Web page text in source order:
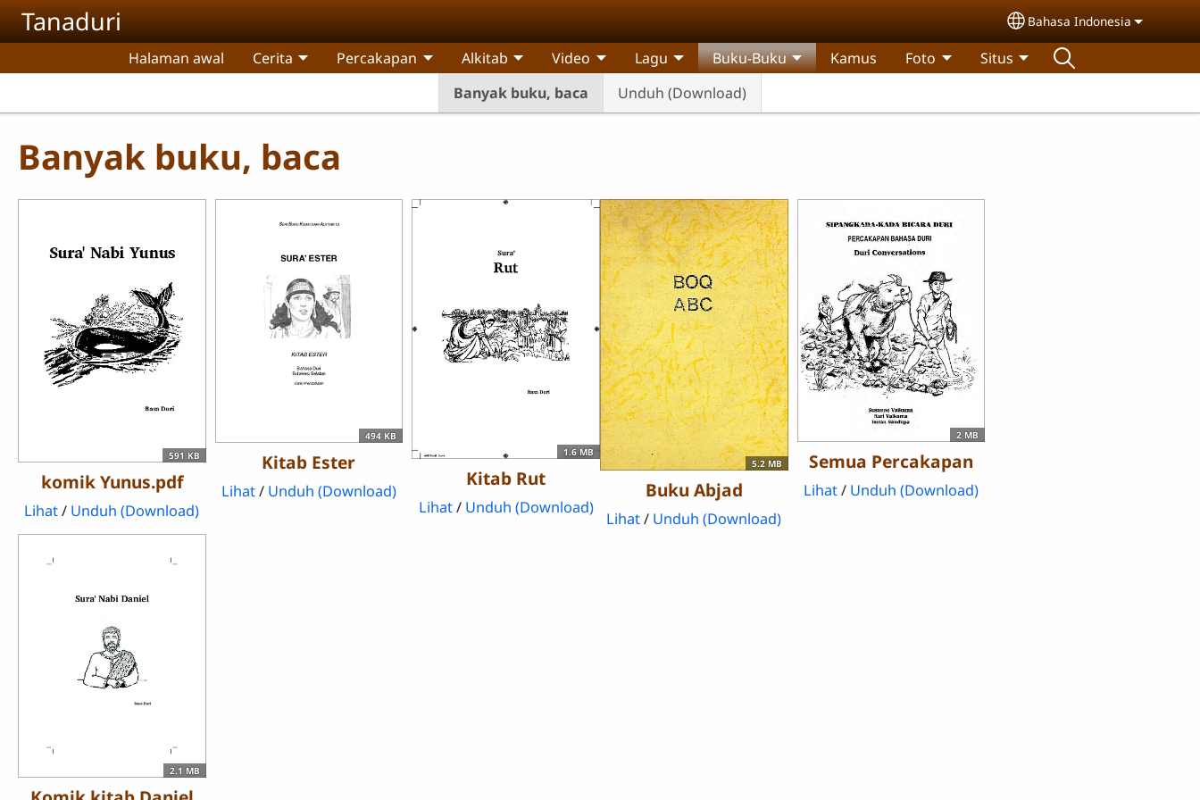
Skip to main content
Tanaduri Select your language
Bahasa Indonesia
Halaman awal Cerita Percakapan Alkitab Video Lagu
Buku-Buku
Banyak buku, baca
Unduh (Download)
Kamus Foto Situs
Banyak buku, baca
591 KB
komik Yunus.pdf
Lihat/ Unduh (Download)
494 KB
Kitab Ester
Lihat/ Unduh (Download)
1.6 MB
Kitab Rut
Lihat/ Unduh (Download)
2.1 MB
5.2 MB
Buku Abjad
Lihat/ Unduh (Download)
2 MB
Semua Percakapan
Lihat/ Unduh (Download)